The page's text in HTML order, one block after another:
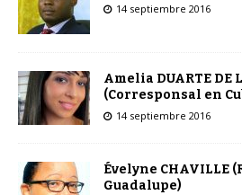
14 septiembre 2016
Amelia DUARTE DE
(Corresponsal en
14 septiembre 2016
Évelyne CHAVILLE
Guadalupe)